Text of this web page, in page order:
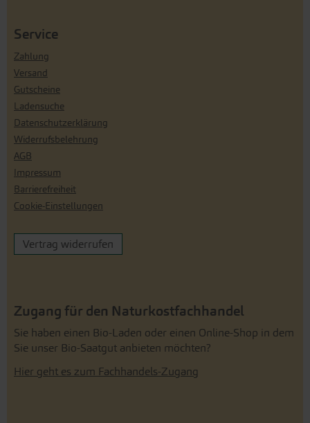
Service
Zahlung
Versand
Gutscheine
Ladensuche
Datenschutzerklärung
Widerrufsbelehrung
AGB
Impressum
Barrierefreiheit
Cookie-Einstellungen
Vertrag widerrufen
Zugang für den Naturkostfachhandel
Sie haben einen Bio-Laden oder einen Online-Shop in dem
Sie unser Bio-Saatgut anbieten möchten?
Hier geht es zum Fachhandels-Zugang